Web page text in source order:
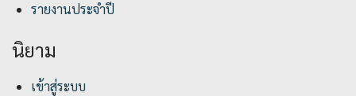
รายงานประจำปี
นิยาม
เข้าสู่ระบบ